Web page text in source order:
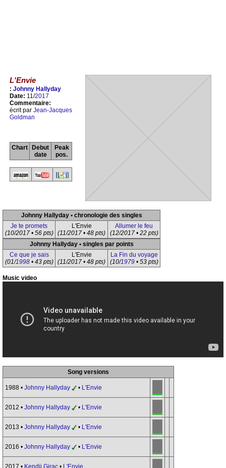
L'Envie
: Johnny Hallyday
Date: 11/2017
Commentaire:
écrit par Jean-Jacques
Goldman
Chart
Debut
date
Peak
pos.
Johnny Hallyday • chronologie des singles
Je te promets
(10/2017 • 56 pts)
L'Envie
(11/2017 • 48 pts)
Allumer le feu
(12/2017 • 22 pts)
Johnny Hallyday • singles par points
Ce que je sais
(01/1998• 43 pts)
L'Envie
(11/2017 • 48 pts)
La Fin du voyage
(10/1979• 53 pts)
Music video
Song versions
1988 • Johnny Hallyday • L'Envie
2012 • Johnny Hallyday • L'Envie
2013 • Johnny Hallyday • L'Envie
2016 • Johnny Hallyday • L'Envie
2017 • Kendji Girac • L'Envie